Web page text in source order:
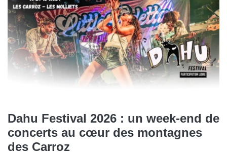
Dahu Festival 2026 : un week-end de
concerts au cœur des montagnes
des Carroz